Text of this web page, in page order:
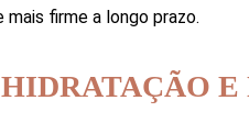
mais firme a longo prazo.